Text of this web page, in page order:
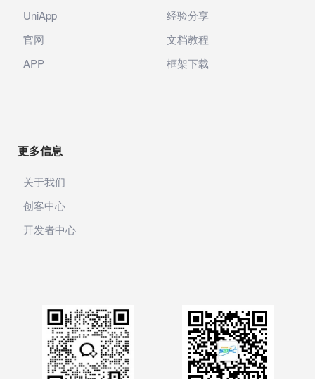
UniApp
官网
APP
经验分享
文档教程
框架下载
更多信息
关于我们
创客中心
开发者中心